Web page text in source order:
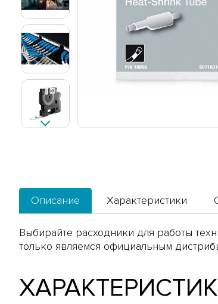
Описание Характеристики
Выбирайте расходники для работы
только являемся официальным